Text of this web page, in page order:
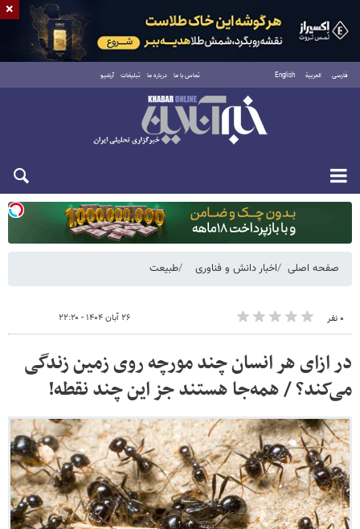
فارسی العربية English تماس با ما درباره ما تبلیغات آرشیو
دوشنبه ۱۹ مرداد ۱۴۰۵
صفحه اصلی اخبار دانش و فناوری طبیعت
۰ نفر ۲۶ آبان ۱۴۰۴ - ۲۲:۲۰
در ازای هر انسان چند مورچه روی زمین زندگی
می‌کند؟ / همه‌جا هستند جز این چند نقطه!
×